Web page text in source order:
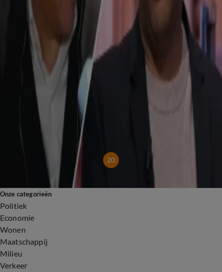
28 jan, 14:54
Wat is beter: een 'piepauto' of een oude roestbak?
28 jan, 13:36
Annemarie van Gaal: 'Bij de NPO kan wel wat geld af'
26 jan, 19:34
Een cadeaubon als je stopt met roken tijdens de zwangerschap: 'Als het werkt, werkt het'
26 jan, 19:33
Regering Trump en lokale autoriteiten lijnrecht tegenover elkaar: 'Dat gaat heel ver'
26 jan, 19:32
Ingrid Coenradie teleurgesteld over debat over tekorten bij politie: 'Natte tosti'
26 jan, 19:32
Chinezen presteren bovengemiddeld goed: 'Heeft te maken met cultuur'
22 jan, 11:13
20
Onze categorieën
Politiek
Economie
Wonen
Maatschappij
Milieu
Verkeer